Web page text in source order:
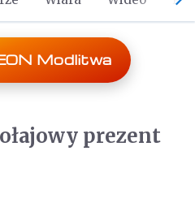
Modlitwa
prezent